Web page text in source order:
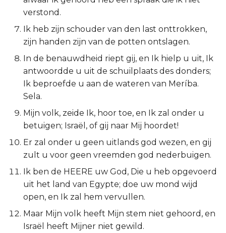
Filipenzen
1 Thessalonicenzen
2 Thessalonicenzen
1 Timótheüs
2 Timótheüs
Titus
Filémon
Hebreeën
verstond.
Ik heb zijn schouder van den last onttrokken,
zijn handen zijn van de potten ontslagen.
In de benauwdheid riept gij, en Ik hielp u uit, Ik
antwoordde u uit de schuilplaats des donders;
Ik beproefde u aan de wateren van Meríba.
Sela.
Mijn volk, zeide Ik, hoor toe, en Ik zal onder u
betuigen; Israël, of gij naar Mij hoordet!
Er zal onder u geen uitlands god wezen, en gij
zult u voor geen vreemden god nederbuigen.
Ik ben de HEERE uw God, Die u heb opgevoerd
uit het land van Egypte; doe uw mond wijd
open, en Ik zal hem vervullen.
Maar Mijn volk heeft Mijn stem niet gehoord, en
Israël heeft Mijner niet gewild.